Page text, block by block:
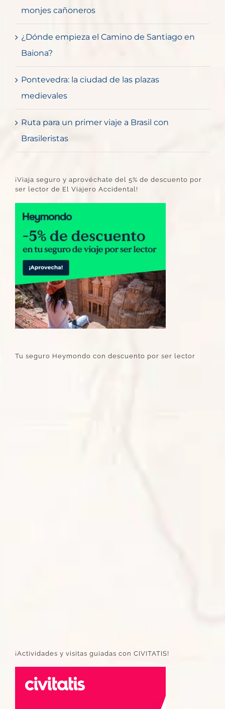
monjes cañoneros
¿Dónde empieza el Camino de Santiago en
Baiona?
Pontevedra: la ciudad de las plazas
medievales
Ruta para un primer viaje a Brasil con
Brasileristas
¡Viaja seguro y aprovéchate del 5% de descuento por
ser lector de El Viajero Accidental!
Tu seguro Heymondo con descuento por ser lector
¡Actividades y visitas guiadas con CIVITATIS!